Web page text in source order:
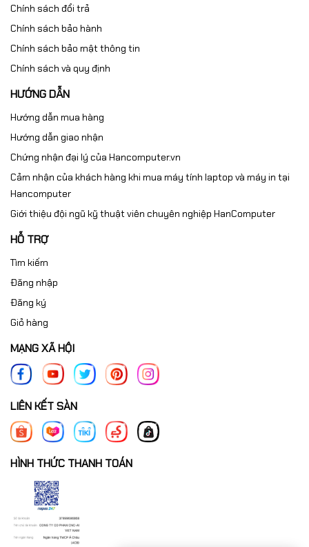
Chính sách đổi trả
Chính sách bảo hành
Chính sách bảo mật thông tin
Chính sách và quy định
HƯỚNG DẪN
Hướng dẫn mua hàng
Hướng dẫn giao nhận
Chứng nhận đại lý của Hancomputer.vn
Cảm nhận của khách hàng khi mua máy tính laptop và máy in tại
Hancomputer
Giới thiệu đội ngũ kỹ thuật viên chuyên nghiệp HanComputer
HỖ TRỢ
Tìm kiếm
Đăng nhập
Đăng ký
Giỏ hàng
MẠNG XÃ HỘI
LIÊN KẾT SÀN
HÌNH THỨC THANH TOÁN